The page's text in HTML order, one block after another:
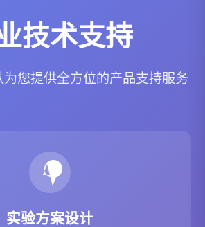
技术支持
您提供全方位的产品支持服务
实验方案设计